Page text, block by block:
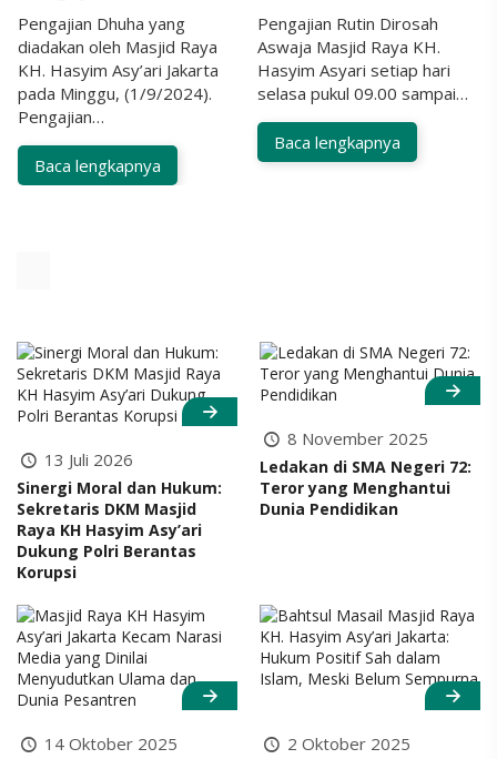
yang
Raya
Jakarta
9/2024).
Pengajian Rutin Dirosah
Aswaja Masjid Raya KH.
Hasyim Asyari setiap hari
selasa pukul 09.00 sampai…
Baca lengkapnya
Pengajian
diadakan oleh
KH. Hasyim
pada Minggu,
Baca
13 Juli 2026
Sinergi Moral dan Hukum:
Sekretaris DKM Masjid
Raya KH Hasyim Asy’ari
Dukung Polri Berantas
Korupsi
8 November 2025
Ledakan di SMA Negeri 72:
Teror yang Menghantui
Dunia Pendidikan
14 Oktober 2025 2 Oktober 2025